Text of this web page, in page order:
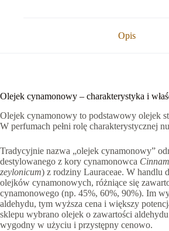
Opis
Olejek cynamonowy – charakterystyka i
Olejek cynamonowy to podstawowy olejek
W perfumach pełni rolę charakterystycznej
Tradycyjnie nazwa „olejek cynamonowy”
destylowanego z kory cynamonowca
zeylonicum) z rodziny Lauraceae. W handlu
olejków cynamonowych, różniące się
cynamonowego (np. 45%, 60%, 90%). Im
aldehydu, tym wyższa cena i większy
sklepu wybrano olejek o zawartości
wygodny w użyciu i przystępny cenowo.